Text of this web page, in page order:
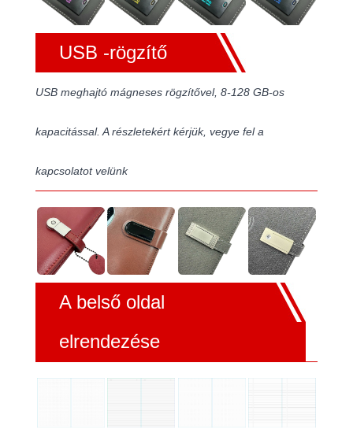
USB -rögzítő
USB meghajtó mágneses rögzítővel, 8-128 GB-os
kapacitással. A részletekért kérjük, vegye fel a
kapcsolatot velünk
A belső oldal
elrendezése